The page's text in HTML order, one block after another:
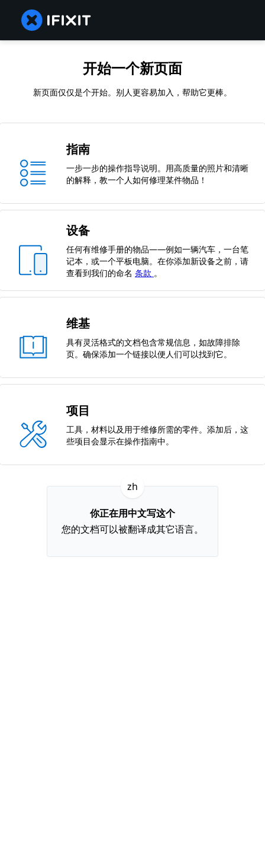
开始一个新页面
新页面仅仅是个开始。别人更容易加入，帮助它更棒。
指南
一步一步的操作指导说明。用高质量的照片和清晰
的解释，教一个人如何修理某件物品！
设备
任何有维修手册的物品——例如一辆汽车，一台笔
记本，或一个平板电脑。在你添加新设备之前，请
查看到我们的命名 条款 。
维基
具有灵活格式的文档包含常规信息，如故障排除
页。确保添加一个链接以便人们可以找到它。
项目
工具，材料以及用于维修所需的零件。添加后，这
些项目会显示在操作指南中。
zh
你正在用中文写这个
您的文档可以被翻译成其它语言。